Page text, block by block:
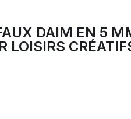
DAIM EN 5
LOISIRS